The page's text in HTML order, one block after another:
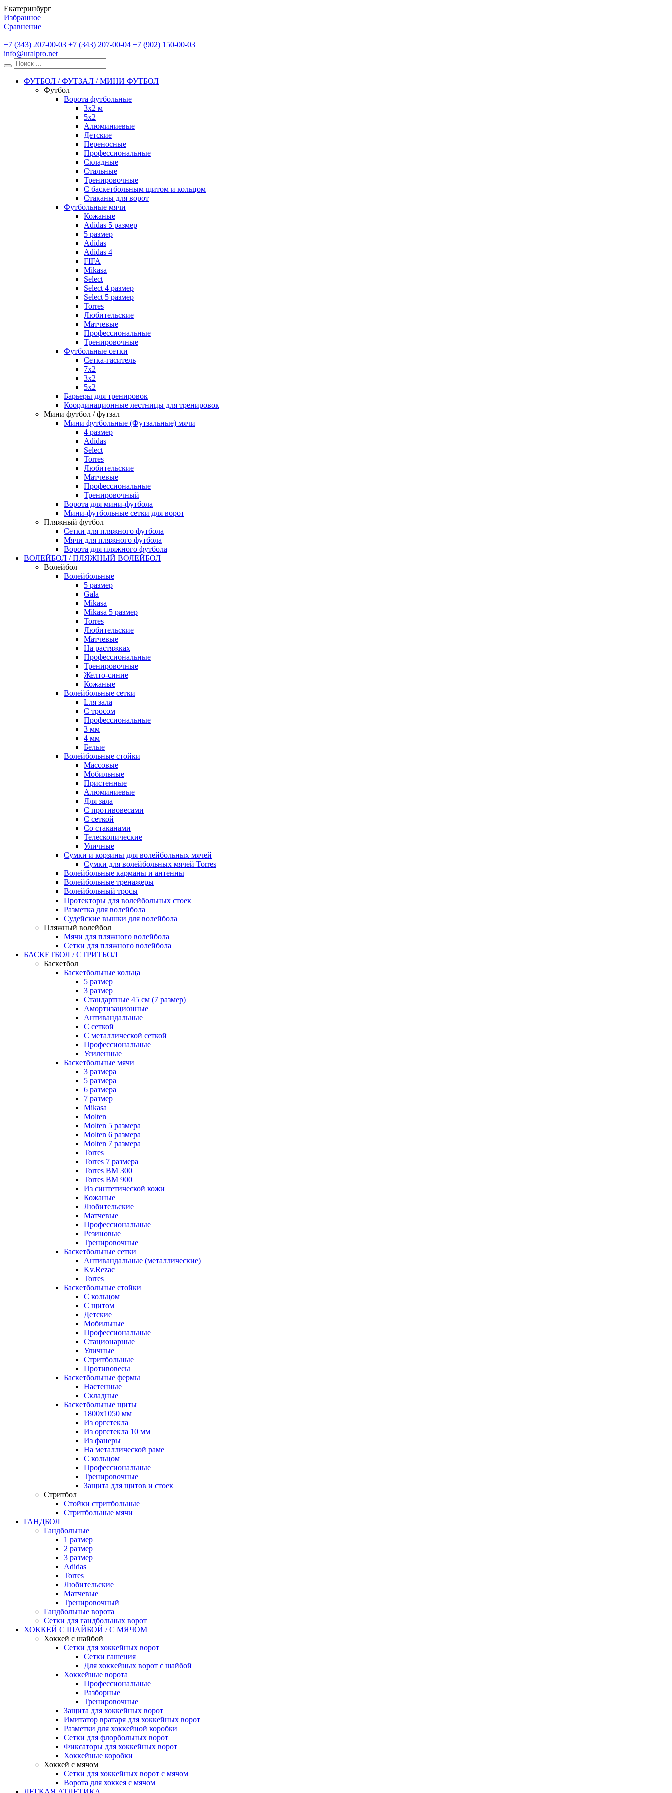
Екатеринбург
Избранное
Сравнение
+7 (343) 207-00-03 +7 (343) 207-00-04 +7 (902) 150-00-03
info@uralpro.net
ФУТБОЛ / ФУТЗАЛ / МИНИ ФУТБОЛ
Футбол
Ворота футбольные
3х2 м
5х2
Алюминиевые
Детские
Переносные
Профессиональные
Складные
Стальные
Тренировочные
С баскетбольным щитом и кольцом
Стаканы для ворот
Футбольные мячи
Кожаные
Adidas 5 размер
5 размер
Adidas
Adidas 4
FIFA
Mikasa
Select
Select 4 размер
Select 5 размер
Torres
Любительские
Матчевые
Профессиональные
Тренировочные
Футбольные сетки
Сетка-гаситель
7x2
3х2
5х2
Барьеры для тренировок
Координационные лестницы для тренировок
Мини футбол / футзал
Мини футбольные (Футзальные) мячи
4 размер
Adidas
Select
Torres
Любительские
Матчевые
Профессиональные
Тренировочный
Ворота для мини-футбола
Мини-футбольные сетки для ворот
Пляжный футбол
Сетки для пляжного футбола
Мячи для пляжного футбола
Ворота для пляжного футбола
ВОЛЕЙБОЛ / ПЛЯЖНЫЙ ВОЛЕЙБОЛ
Волейбол
Волейбольные
5 размер
Gala
Mikasa
Mikasa 5 размер
Torres
Любительские
Матчевые
На растяжках
Профессиональные
Тренировочные
Желто-синие
Кожаные
Волейбольные сетки
Lля зала
C тросом
Профессиональные
3 мм
4 мм
Белые
Волейбольные стойки
Массовые
Мобильные
Пристенные
Алюминиевые
Для зала
С противовесами
С сеткой
Со стаканами
Телескопические
Уличные
Сумки и корзины для волейбольных мячей
Сумки для волейбольных мячей Torres
Волейбольные карманы и антенны
Волейбольные тренажеры
Волейбольный тросы
Протекторы для волейбольных стоек
Разметка для волейбола
Судейские вышки для волейбола
Пляжный волейбол
Мячи для пляжного волейбола
Сетки для пляжного волейбола
БАСКЕТБОЛ / СТРИТБОЛ
Баскетбол
Баскетбольные кольца
5 размер
3 размер
Стандартные 45 см (7 размер)
Амортизационные
Антивандальные
С сеткой
С металлической сеткой
Профессиональные
Усиленные
Баскетбольные мячи
3 размера
5 размера
6 размера
7 размер
Mikasa
Molten
Molten 5 размера
Molten 6 размера
Molten 7 размера
Torres
Torres 7 размера
Torres BM 300
Torres BM 900
Из синтетической кожи
Кожаные
Любительские
Матчевые
Профессиональные
Резиновые
Тренировочные
Баскетбольные сетки
Антивандальные (металлические)
Kv.Rezac
Torres
Баскетбольные стойки
С кольцом
С щитом
Детские
Мобильные
Профессиональные
Стационарные
Уличные
Стритбольные
Противовесы
Баскетбольные фермы
Настенные
Складные
Баскетбольные щиты
1800х1050 мм
Из оргстекла
Из оргстекла 10 мм
Из фанеры
На металлической раме
С кольцом
Профессиональные
Тренировочные
Защита для щитов и стоек
Стритбол
Стойки стритбольные
Стритбольные мячи
ГАНДБОЛ
Гандбольные
1 размер
2 размер
3 размер
Adidas
Torres
Любительские
Матчевые
Тренировочный
Гандбольные ворота
Сетки для гандбольных ворот
ХОККЕЙ С ШАЙБОЙ / С МЯЧОМ
Хоккей с шайбой
Сетки для хоккейных ворот
Сетки гашения
Для хоккейных ворот с шайбой
Хоккейные ворота
Профессиональные
Разборные
Тренировочные
Защита для хоккейных ворот
Имитатор вратаря для хоккейных ворот
Разметки для хоккейной коробки
Сетки для флорбольных ворот
Фиксаторы для хоккейных ворот
Хоккейные коробки
Хоккей с мячом
Сетки для хоккейных ворот с мячом
Ворота для хоккея с мячом